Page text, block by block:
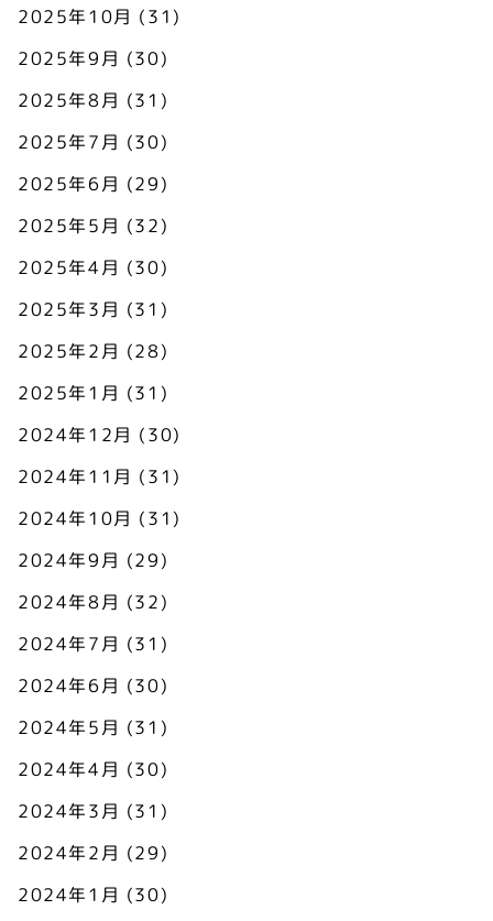
2025年10月 (31)
2025年9月 (30)
2025年8月 (31)
2025年7月 (30)
2025年6月 (29)
2025年5月 (32)
2025年4月 (30)
2025年3月 (31)
2025年2月 (28)
2025年1月 (31)
2024年12月 (30)
2024年11月 (31)
2024年10月 (31)
2024年9月 (29)
2024年8月 (32)
2024年7月 (31)
2024年6月 (30)
2024年5月 (31)
2024年4月 (30)
2024年3月 (31)
2024年2月 (29)
2024年1月 (30)